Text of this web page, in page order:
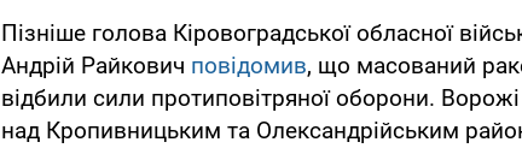
Пізніше голова Кіровоградської обласної
Андрій Райкович повідомив, що масований
відбили сили протиповітряної оборони.
над Кропивницьким та Олександрійським